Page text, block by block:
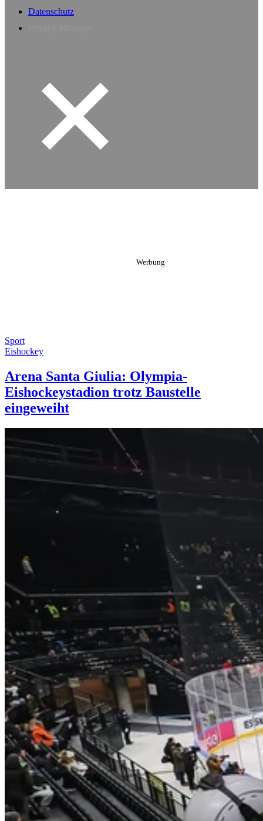
Datenschutz
Sport
Eishockey
Arena Santa Giulia: Olympia-
Eishockeystadion trotz Baustelle
eingeweiht